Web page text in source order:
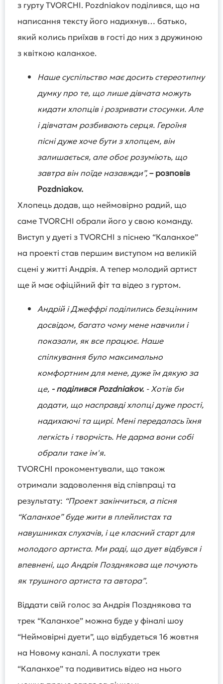
з гурту TVORCHI. Pozdnіakov поділився, що на
написання тексту його надихнув… батько,
який колись приїхав в гості до них з дружиною
з квіткою каланхое.
Наше суспільство має досить стереотипну
думку про те, що лише дівчата можуть
кидати хлопців і розривати стосунки. Але
і дівчатам розбивають серця. Героїня
пісні дуже хоче бути з хлопцем, він
залишається, але обоє розуміють, що
завтра він поїде назавжди”, – розповів
Pozdniakov.
Хлопець додав, що неймовірно радий, що
саме TVORCHI обрали його у свою команду.
Виступ у дуеті з TVORCHI з піснею “Каланхое”
на проекті став першим виступом на великій
сцені у житті Андрія. А тепер молодий артист
ще й має офіційний фіт та відео з гуртом.
Андрій і Джеффрі поділились безцінним
досвідом, багато чому мене навчили і
показали, як все працює. Наше
спілкування було максимально
комфортним для мене, дуже їм дякую за
це, - поділився Pozdniakov. - Хотів би
додати, що насправді хлопці дуже прості,
надихаючі та щирі. Мені передалась їхня
легкість і творчість. Не дарма вони собі
обрали таке ім'я.
TVORCHI прокоментували, що також
отримали задоволення від співпраці та
результату: “Проект закінчиться, а пісня
“Каланхое” буде жити в плейлистах та
навушниках слухачів, і це класний старт для
молодого артиста. Ми раді, що дует відбувся і
впевнені, що Андрія Позднякова ще почують
як трушного артиста та автора”.
Віддати свій голос за Андрія Позднякова та
трек “Каланхое” можна буде у фіналі шоу
“Неймовірні дуети”, що відбудеться 16 жовтня
на Новому каналі. А послухати трек
“Каланхое” та подивитись відео на нього